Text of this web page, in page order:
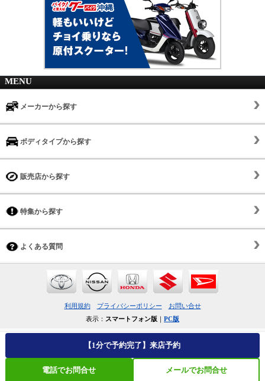
【1分で予約完了】来店予約
電話でお問合せ メールでお問合せ
MENU
メーカーから探す
ボディタイプから探す
販売店から探す
特集から探す
よくある質問
利用規約 プライバシーポリシー
お問い合せ
表示： スマートフォン版 PC版